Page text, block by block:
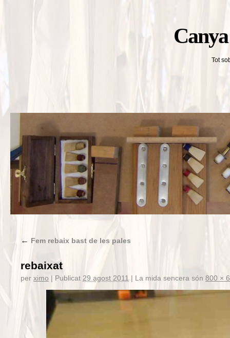
Tot
← Fem rebaix bast de les pales
rebaixat
per ximo | Publicat 29 agost 2011 | La mida sencera són 800 ×